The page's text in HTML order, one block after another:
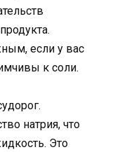
если у вас
к соли.
натрия, что
Это